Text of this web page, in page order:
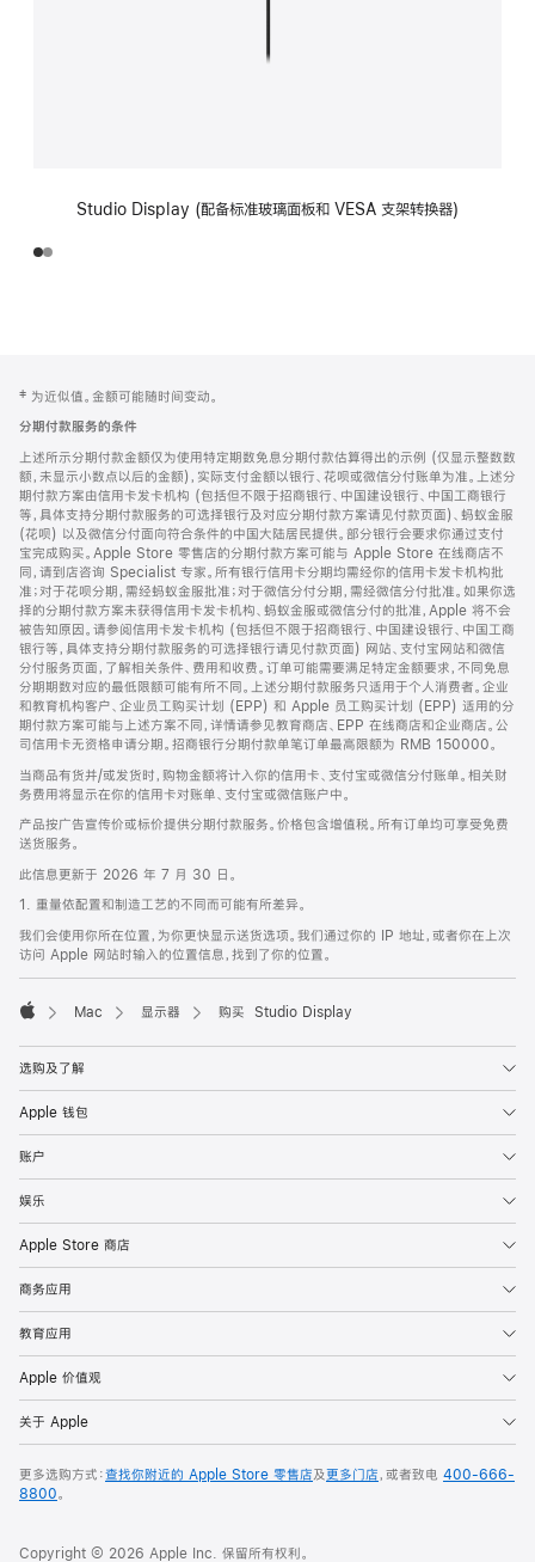
Studio Display (配备标准玻璃面板和 VESA 支架转换器)
页
页
脚
注
‡ 为近似值。金额可能随时间变动。
分期付款服务的条件
上述所示分期付款金额仅为使用特定期数免息分期付款估算得出的示例 (仅显示整数数
额，未显示小数点以后的金额)，实际支付金额以银行、花呗或微信分付账单为准。上述分
期付款方案由信用卡发卡机构 (包括但不限于招商银行、中国建设银行、中国工商银行
等，具体支持分期付款服务的可选择银行及对应分期付款方案请见付款页面)、蚂蚁金服
(花呗) 以及微信分付面向符合条件的中国大陆居民提供。部分银行会要求你通过支付
宝完成购买。Apple Store 零售店的分期付款方案可能与 Apple Store 在线商店不
同，请到店咨询 Specialist 专家。所有银行信用卡分期均需经你的信用卡发卡机构批
准；对于花呗分期，需经蚂蚁金服批准；对于微信分付分期，需经微信分付批准。如果你选
择的分期付款方案未获得信用卡发卡机构、蚂蚁金服或微信分付的批准，Apple 将不会
被告知原因。请参阅信用卡发卡机构 (包括但不限于招商银行、中国建设银行、中国工商
银行等，具体支持分期付款服务的可选择银行请见付款页面) 网站、支付宝网站和微信
分付服务页面，了解相关条件、费用和收费。订单可能需要满足特定金额要求，不同免息
分期期数对应的最低限额可能有所不同。上述分期付款服务只适用于个人消费者。企业
和教育机构客户、企业员工购买计划 (EPP) 和 Apple 员工购买计划 (EPP) 适用的分
期付款方案可能与上述方案不同，详情请参见教育商店、EPP 在线商店和企业商店。公
司信用卡无资格申请分期。招商银行分期付款单笔订单最高限额为 RMB 150000。
当商品有货并/或发货时，购物金额将计入你的信用卡、支付宝或微信分付账单。相关财
务费用将显示在你的信用卡对账单、支付宝或微信账户中。
产品按广告宣传价或标价提供分期付款服务。价格包含增值税。所有订单均可享受免费
送货服务。
此信息更新于 2026 年 7 月 30 日。
1. 重量依配置和制造工艺的不同而可能有所差异。
我们会使用你所在位置，为你更快显示送货选项。我们通过你的 IP 地址，或者你在上次
访问 Apple 网站时输入的位置信息，找到了你的位置。
Mac 显示器 购买 Studio Display
选购及了解
Apple 钱包
账户
娱乐
Apple Store 商店
商务应用
教育应用
Apple 价值观
关于 Apple
更多选购方式：查找你附近的 Apple Store 零售店及更多门店，或者致电 400-666-
8800。
Copyright © 2026 Apple Inc. 保留所有权利。